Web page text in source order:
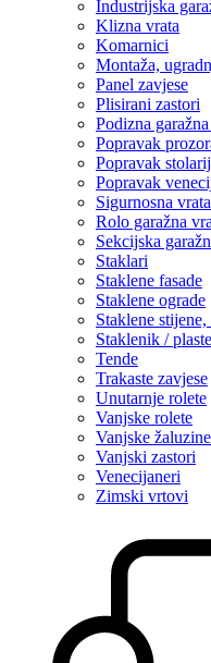
Industrijska
Klizna vrata
Komarnici
Montaža,
Panel zavjese
Plisirani zastori
Podizna
Popravak
Popravak
Popravak
Sigurnosna vrata
Rolo garažna
Sekcijska
Staklari
Staklene fasade
Staklene ograde
Staklene
Staklenik /
Tende
Trakaste zavjese
Unutarnje rolete
Vanjske rolete
Vanjske žaluzine
Vanjski zastori
Venecijaneri
Zimski vrtovi